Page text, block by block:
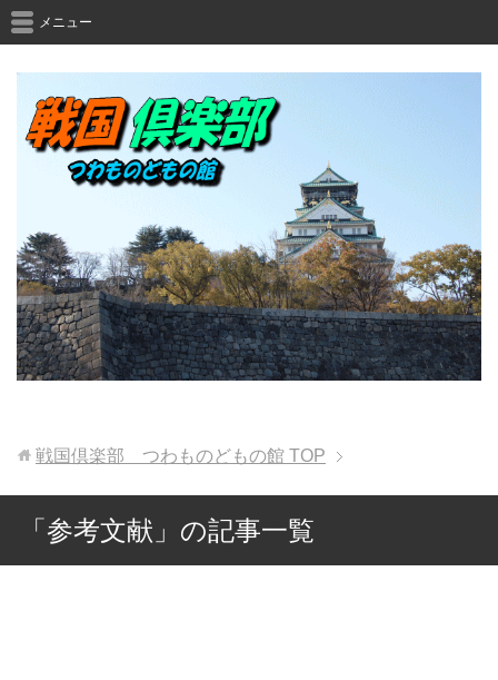
メニュー
戦国倶楽部 つわものどもの館 TOP
「参考文献」の記事一覧